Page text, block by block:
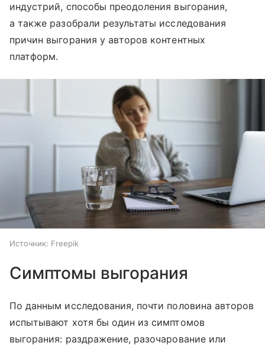
индустрий, способы преодоления выгорания,
а также разобрали результаты исследования
причин выгорания у авторов контентных
платформ.
Источник: Freepik
Симптомы выгорания
По данным исследования, почти половина авторов
испытывают хотя бы один из симптомов
выгорания: раздражение, разочарование или